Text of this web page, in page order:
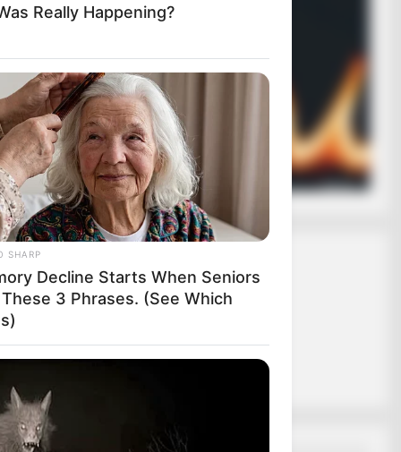
ότι
σε εσάς.
το κουμπί
Really Happening?
SHARP
Decline Starts When Seniors
These 3 Phrases. (See Which
Barron's Girlfriend
SHARP
Decline Starts When Seniors
3 Phrases. (See Which